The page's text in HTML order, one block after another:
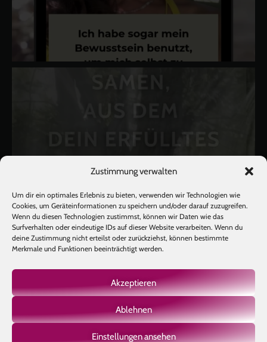
Zustimmung verwalten
Um dir ein optimales Erlebnis zu bieten, verwenden wir Technologien wie
Cookies, um Geräteinformationen zu speichern und/oder darauf zuzugreifen.
Wenn du diesen Technologien zustimmst, können wir Daten wie das
Surfverhalten oder eindeutige IDs auf dieser Website verarbeiten. Wenn du
deine Zustimmung nicht erteilst oder zurückziehst, können bestimmte
Merkmale und Funktionen beeinträchtigt werden.
Akzeptieren
Ablehnen
Einstellungen ansehen
Mehr laden Auf Instagram folgen